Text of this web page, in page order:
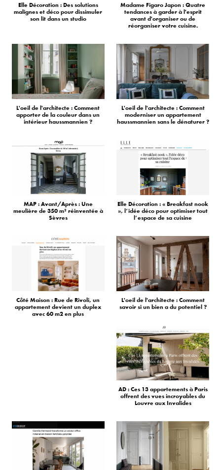
Elle Décoration : Des solutions
malignes et déco pour dissimuler
son lit dans un studio
Madame Figaro Japon : Quatre
tendances à garder à l'esprit
avant d'organiser ou de
réorganiser votre cuisine.
L'oeil de l'architecte : Comment
apporter de la couleur dans un
intérieur haussmannien ?
L'oeil de l'architecte : Comment
moderniser un appartement
haussmannien sans le dénaturer ?
MAP : Avant/Après : Une
meulière de 350 m² réinventée à
Sèvres
Elle Décoration : « Breakfast nook
», l’idée déco pour optimiser tout
l’espace de sa cuisine
Côté Maison : Rue de Rivoli, un
appartement devient un duplex
avec 60 m2 en plus
L'oeil de l'architecte : Comment
savoir si un bien a du potentiel ?
AD : Ces 13 appartements à Paris
offrent des vues incroyables du
Louvre aux Invalides